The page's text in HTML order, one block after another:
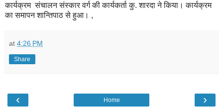
कार्यक्रम संचालन संस्कार वर्ग की कार्यकर्ता कु. शारदा ने किया। कार्यक्रम
का समापन शान्तिपाठ से हुआ। ,
at 4:26 PM
Share
‹ ›
Home